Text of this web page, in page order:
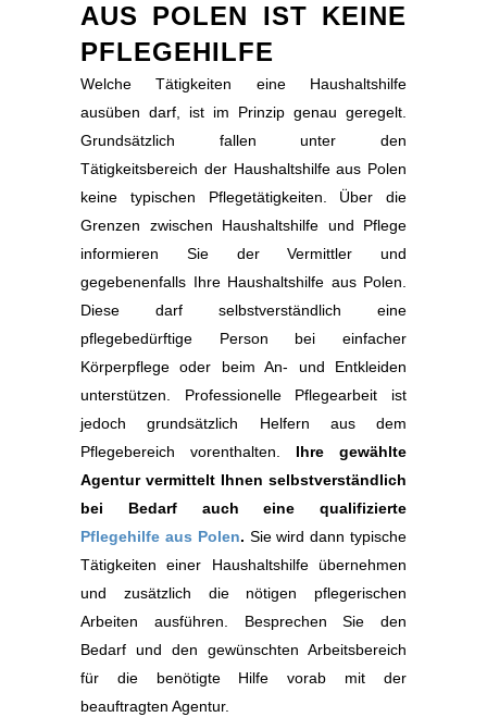
AUS POLEN IST KEINE
PFLEGEHILFE
Welche Tätigkeiten eine Haushaltshilfe
ausüben darf, ist im Prinzip genau geregelt.
Grundsätzlich fallen unter den
Tätigkeitsbereich der Haushaltshilfe aus Polen
keine typischen Pflegetätigkeiten. Über die
Grenzen zwischen Haushaltshilfe und Pflege
informieren Sie der Vermittler und
gegebenenfalls Ihre Haushaltshilfe aus Polen.
Diese darf selbstverständlich eine
pflegebedürftige Person bei einfacher
Körperpflege oder beim An- und Entkleiden
unterstützen. Professionelle Pflegearbeit ist
jedoch grundsätzlich Helfern aus dem
Pflegebereich vorenthalten. Ihre gewählte
Agentur vermittelt Ihnen selbstverständlich
bei Bedarf auch eine qualifizierte
Pflegehilfe aus Polen. Sie wird dann typische
Tätigkeiten einer Haushaltshilfe übernehmen
und zusätzlich die nötigen pflegerischen
Arbeiten ausführen. Besprechen Sie den
Bedarf und den gewünschten Arbeitsbereich
für die benötigte Hilfe vorab mit der
beauftragten Agentur.